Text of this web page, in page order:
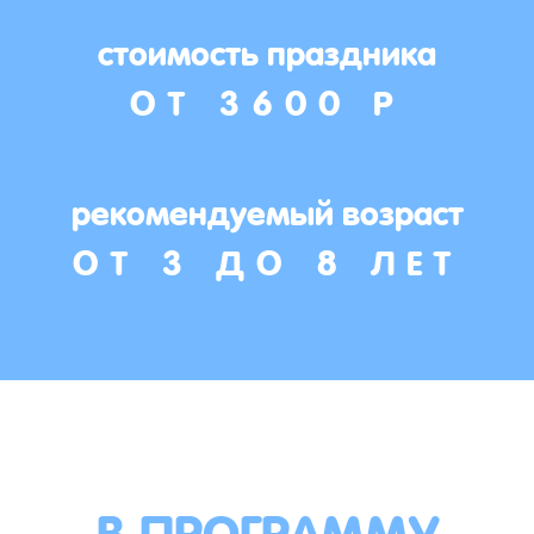
стоимость праздника
ОТ 3600 Р
рекомендуемый возраст
ОТ 3 ДО 8 ЛЕТ